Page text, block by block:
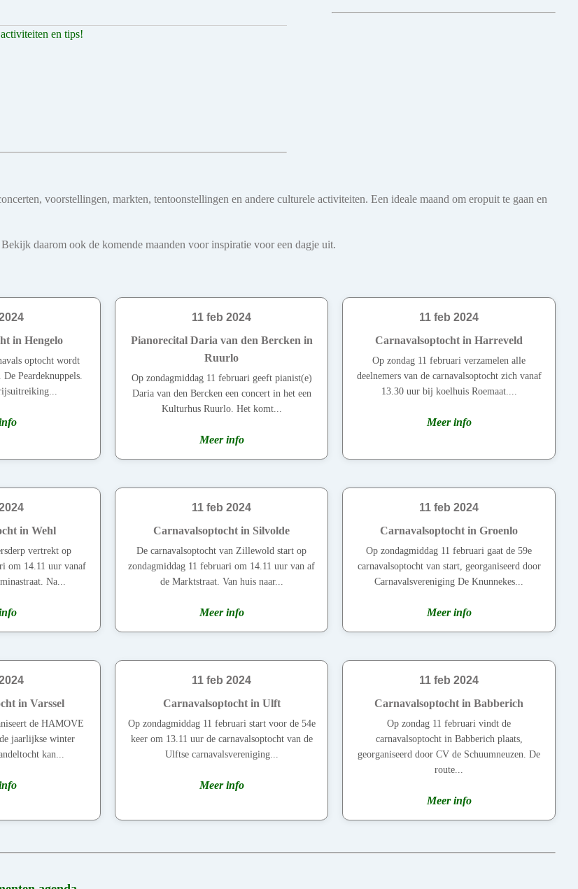
en tips!
voorstellingen, markten, tentoonstellingen en andere culturele activiteiten. Een ideale maand om eropuit te gaan en
daarom ook de komende maanden voor inspiratie voor een dagje uit.
in Hengelo
optocht wordt
Peardeknuppels.
11 feb 2024
Pianorecital Daria van den Bercken in
Ruurlo
Op zondagmiddag 11 februari geeft pianist(e)
Daria van den Bercken een concert in het een
Kulturhus Ruurlo. Het komt...
Meer info
11 feb 2024
Carnavalsoptocht in Harreveld
Op zondag 11 februari verzamelen alle
deelnemers van de carnavalsoptocht zich vanaf
13.30 uur bij koelhuis Roemaat....
Meer info
in Wehl
vertrekt op
om 14.11 uur vanaf
Na...
11 feb 2024
Carnavalsoptocht in Silvolde
De carnavalsoptocht van Zillewold start op
zondagmiddag 11 februari om 14.11 uur van af
de Marktstraat. Van huis naar...
Meer info
11 feb 2024
Carnavalsoptocht in Groenlo
Op zondagmiddag 11 februari gaat de 59e
carnavalsoptocht van start, georganiseerd door
Carnavalsvereniging De Knunnekes...
Meer info
in Varssel
de HAMOVE
jaarlijkse winter
kan...
11 feb 2024
Carnavalsoptocht in Ulft
Op zondagmiddag 11 februari start voor de 54e
keer om 13.11 uur de carnavalsoptocht van de
Ulftse carnavalsvereniging...
Meer info
11 feb 2024
Carnavalsoptocht in Babberich
Op zondag 11 februari vindt de
carnavalsoptocht in Babberich plaats,
georganiseerd door CV de Schuumneuzen. De
route...
Meer info